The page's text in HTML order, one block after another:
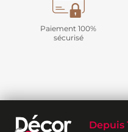
Paiement 100%
sécurisé
Depuis